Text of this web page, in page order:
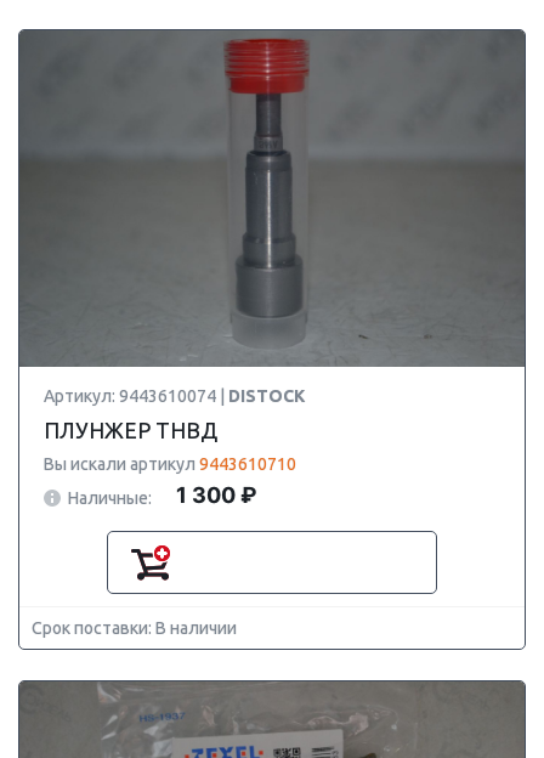
Артикул: 9443610074 | DISTOCK
ПЛУНЖЕР ТНВД
Вы искали артикул 9443610710
Наличные:
1 300 ₽
Срок поставки: В наличии